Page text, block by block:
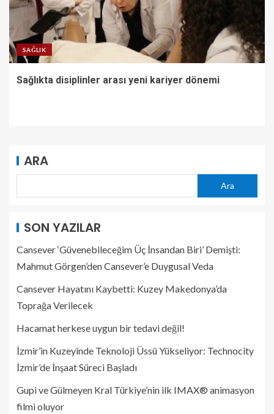
SAĞLIK
Sağlıkta disiplinler arası yeni kariyer dönemi
ARA
Ara
SON YAZILAR
Cansever ‘Güvenebileceğim Üç İnsandan Biri’ Demişti:
Mahmut Görgen’den Cansever’e Duygusal Veda
Cansever Hayatını Kaybetti: Kuzey Makedonya’da
Toprağa Verilecek
Hacamat herkese uygun bir tedavi değil!
İzmir’in Kuzeyinde Teknoloji Üssü Yükseliyor: Technocity
İzmir’de İnşaat Süreci Başladı
Gupi ve Gülmeyen Kral Türkiye’nin ilk IMAX® animasyon
filmi oluyor